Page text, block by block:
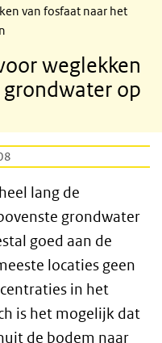
van fosfaat naar het
weglekken
op
lang de
grondwater
goed aan de
locaties geen
in het
is het mogelijk dat
de bodem naar